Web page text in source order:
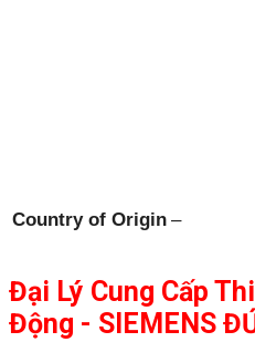
Country of Origin –
Đại Lý Cung Cấp
Động - SIEMENS